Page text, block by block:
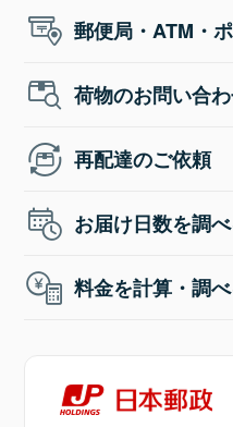
郵便局・ATM・
荷物のお問い合
再配達のご依頼
お届け日数を調
料金を計算・調